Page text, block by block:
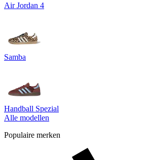
Air Jordan 4
Samba
Handball Spezial
Alle modellen
Populaire merken